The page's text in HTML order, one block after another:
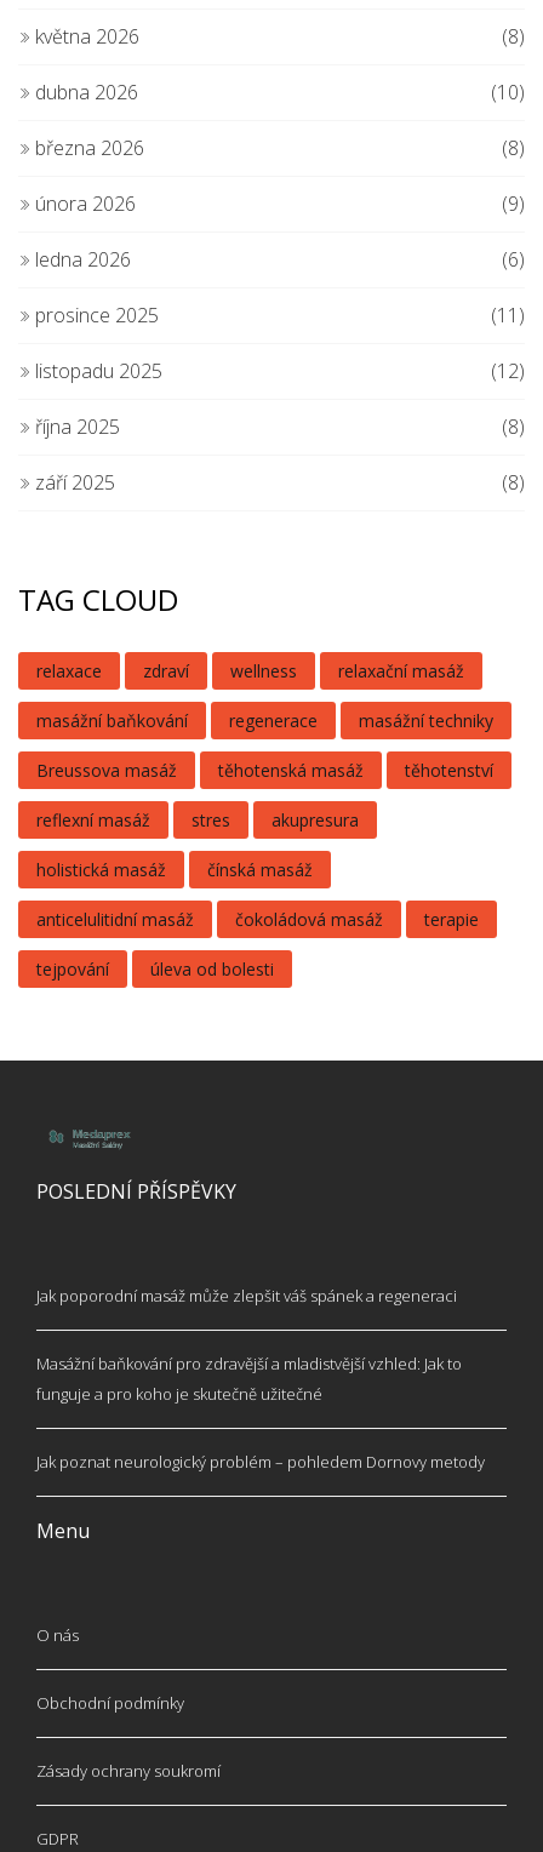
května 2026 (8)
dubna 2026 (10)
března 2026 (8)
února 2026 (9)
ledna 2026 (6)
prosince 2025 (11)
listopadu 2025 (12)
října 2025 (8)
září 2025 (8)
TAG CLOUD
relaxace zdraví wellness relaxační masáž
masážní baňkování regenerace masážní techniky
Breussova masáž těhotenská masáž těhotenství
reflexní masáž stres akupresura
holistická masáž čínská masáž
anticelulitidní masáž čokoládová masáž terapie
tejpování úleva od bolesti
POSLEDNÍ PŘÍSPĚVKY
Jak poporodní masáž může zlepšit váš spánek a regeneraci
Masážní baňkování pro zdravější a mladistvější vzhled: Jak to
funguje a pro koho je skutečně užitečné
Jak poznat neurologický problém – pohledem Dornovy metody
Menu
O nás
Obchodní podmínky
Zásady ochrany soukromí
GDPR